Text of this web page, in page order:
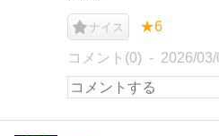
ナイス ★6
コメント(0) 2026/03/